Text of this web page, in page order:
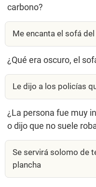
carbono?
Me encanta el sofá
¿Qué era oscuro, el
Le dijo a los policías
¿La persona fue muy
o dijo que no suele
Se servirá solomo de
plancha